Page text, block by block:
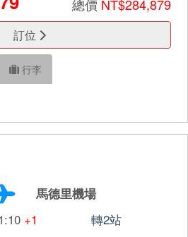
總價 NT$284,879
訂位
行李
馬德里機場
+1 轉2站